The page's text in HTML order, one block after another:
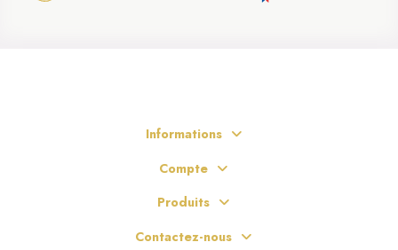
Informations
Compte
Produits
Contactez-nous